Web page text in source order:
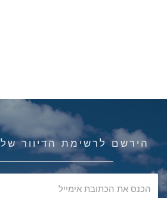
הירשם לרשימת הדיוור של IsraelClouds